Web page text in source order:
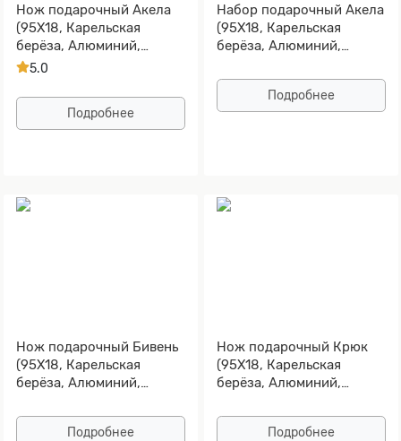
Нож подарочный Акела
(95Х18, Карельская
берёза, Алюминий,
Золочение рисунка на
5.0
Подробнее
Набор подарочный Акела
(95Х18, Карельская
берёза, Алюминий,
клинке)
Подробнее
Нож подарочный Бивень
(95Х18, Карельская
берёза, Алюминий,
Подробнее
Нож подарочный Крюк
(95Х18, Карельская
берёза, Алюминий,
Подробнее